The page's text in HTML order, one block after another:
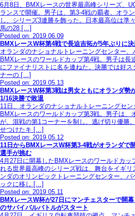
6月8日、BMXレースの世界最高峰シリーズ、
ランスで開催。男子は、第3-4戦の覇者、オラ
し、シリーズ3連勝を飾った。日本最高位は準
馬の28 […]
Posted on: 2019.06.09
BMXレースW杯第4戦で長迫吉拓が5年ぶりに
オランダのナショナルトレーニングセンター
BMXレースのワールドカップ第4戦。男子は長
にファイナリストに名を連ねた。決勝では好
ナーの […]
Posted on: 2019.05.13
BMXレースW杯第3戦は男女ともにオランダ勢
1/16決勝で敗退
11日、オランダのナショナルトレーニングセ
BMXレースのワールドカップ第3戦。男子は、
が、混戦の第1コーナーを制し、逃げ切り優勝
せつけたキ […]
Posted on: 2019.05.12
11日からBMXレースW杯第3-4戦がオランダで
選手が挑む
4月27日に開幕したBMXレースのワールドカッ
れる世界最高峰のシリーズ戦は、舞台をイギリ
ンダのオリンピックトレーニングセンター、
ックに移し […]
Posted on: 2019.05.11
BMXレースW杯が27日にマンチェスターで開
のサバイバルバトルがスタート